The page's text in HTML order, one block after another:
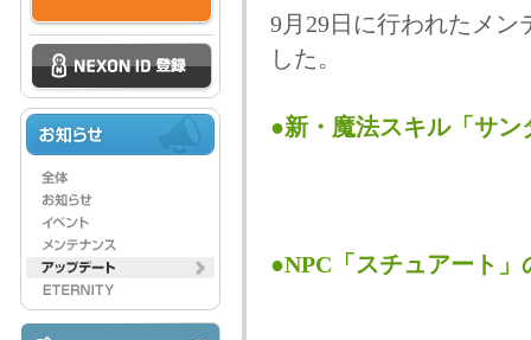
9月29日に行われたメ
した。
●新・魔法スキル「サン
●NPC「スチュアート」